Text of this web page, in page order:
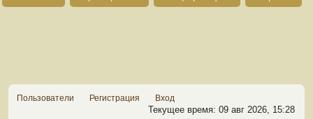
Пользователи Регистрация Вход
Текущее время: 09 авг 2026, 15:28